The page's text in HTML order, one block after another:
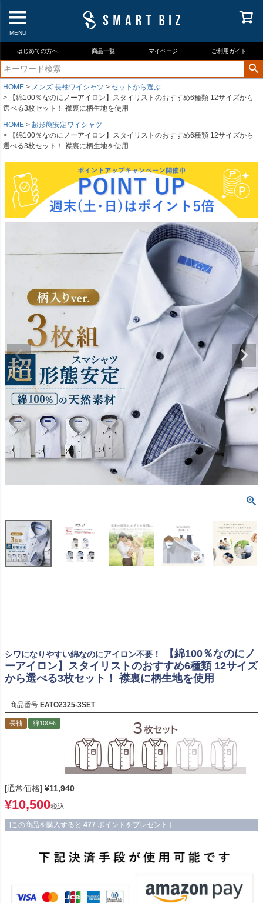
MENU
はじめての方へ 商品一覧 マイページ ご利用ガイド
HOME メンズ 長袖ワイシャツ
セットから選ぶ
【綿100％なのにノーアイロン】スタイリストのおすすめ6種類 12サイズから
選べる3枚セット！ 襟裏に柄生地を使用
HOME
超形態安定ワイシャツ
【綿100％なのにノーアイロン】スタイリストのおすすめ6種類 12サイズから
選べる3枚セット！ 襟裏に柄生地を使用
シワになりやすい綿なのにアイロン不要！
【綿100％なのにノ
ーアイロン】スタイリストのおすすめ6種類 12サイズ
から選べる3枚セット！ 襟裏に柄生地を使用
商品番号 EATO2325-3SET
長袖 綿100%
[通常価格] ¥11,940
¥10,500税込
[この商品を購入すると 477 ポイントをプレゼント ]